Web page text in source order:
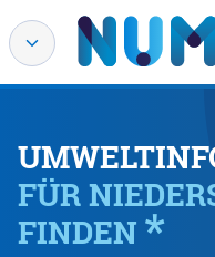
FÜR
FINDEN